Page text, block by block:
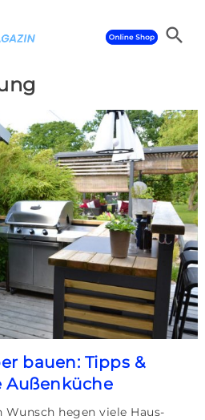
search
bauen: Tipps &
Wunsch hegen viele Haus-